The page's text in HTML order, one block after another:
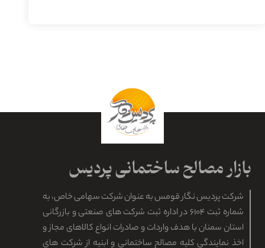
شرکت پردیس نگار قومس به عنوان شرکت سهامی خاص، به
شماره ثبت ۶۱۰۴ در اداره ثبت شرکت های صنعتی و بازرگانی
استان سمنان با هدف واردات و صادرات انواع کالاهای مجاز و
اخذ نمایندگی کلیه مصالح ساختمانی و ابنیه از شرکت های